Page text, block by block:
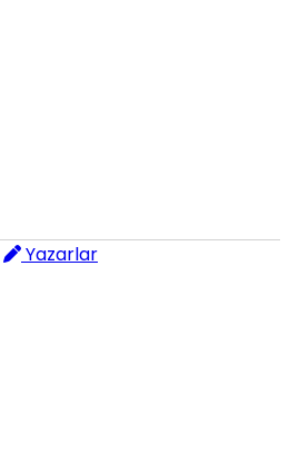
Yazarlar